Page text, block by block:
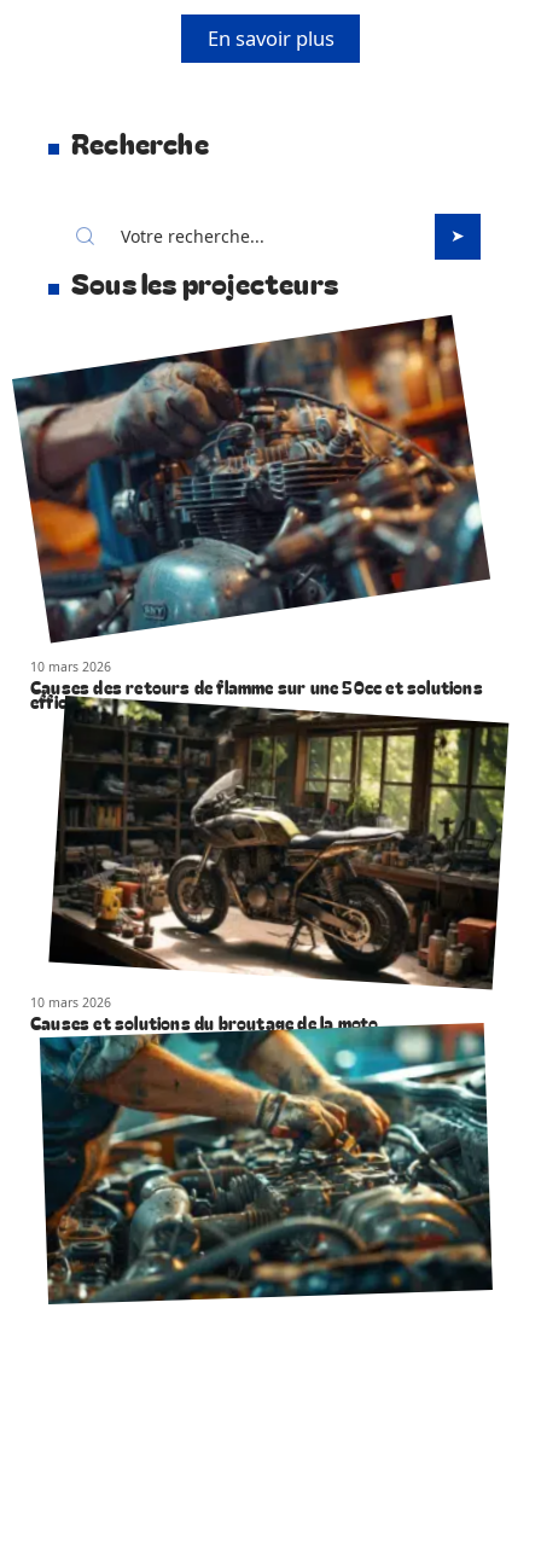
En savoir plus
Recherche
Sous les projecteurs
10 mars 2026
Causes des retours de flamme sur une 50cc et solutions
efficaces
10 mars 2026
Causes et solutions du broutage de la moto